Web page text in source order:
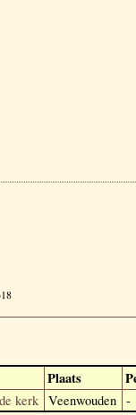
Plaats
kerk Veenwouden -